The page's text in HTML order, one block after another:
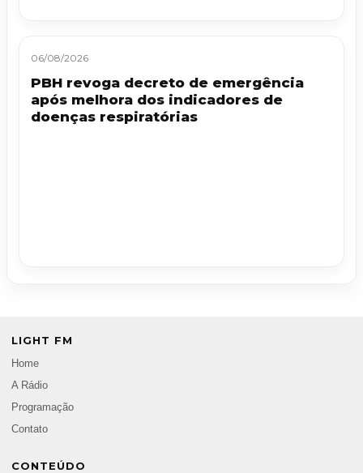
06/08/2026
PBH revoga decreto de emergência
após melhora dos indicadores de
doenças respiratórias
LIGHT FM
Home
A Rádio
Programação
Contato
CONTEÚDO